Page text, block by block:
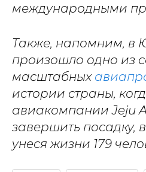
международными
Также, напомним, в
произошло одно из
масштабных
истории страны,
авиакомпании Jeju
завершить посадку,
унеся жизни 179